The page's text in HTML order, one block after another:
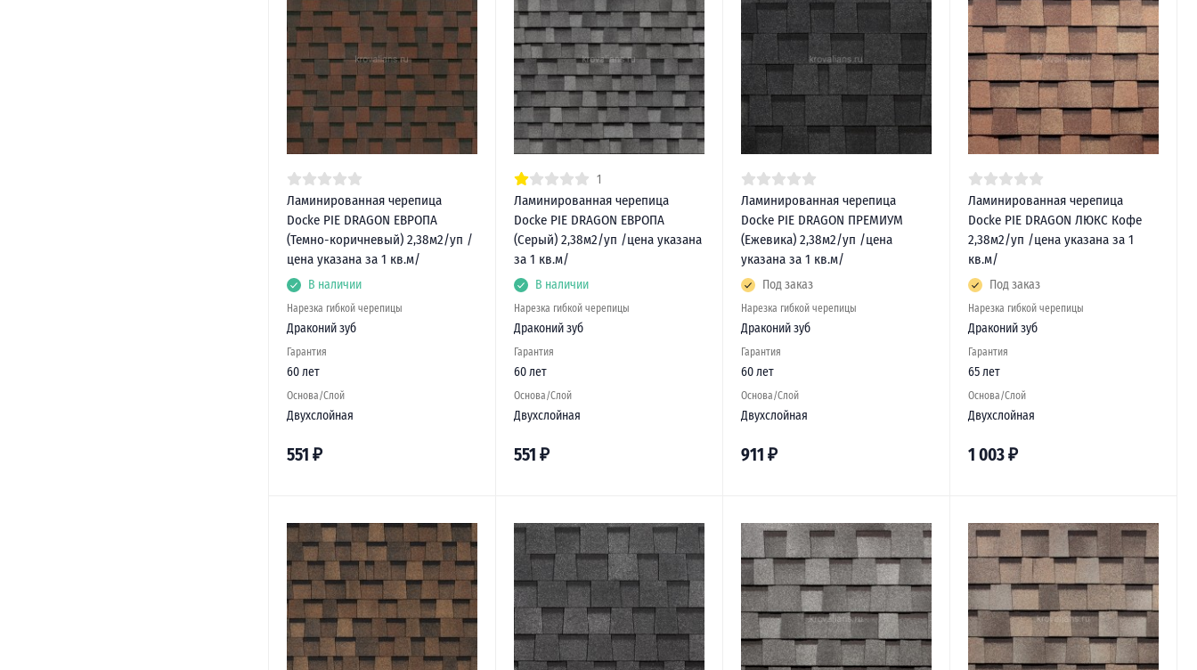
Ламинированная черепица
Docke PIE DRAGON ЕВРОПА
(Темно-коричневый) 2,38м2/уп /
цена указана за 1 кв.м/
В наличии
Нарезка гибкой черепицы
Драконий зуб
Гарантия
60 лет
Основа/Слой
Двухслойная
551 ₽
1
Ламинированная черепица
Docke PIE DRAGON ЕВРОПА
(Серый) 2,38м2/уп /цена указана
за 1 кв.м/
В наличии
Нарезка гибкой черепицы
Драконий зуб
Гарантия
60 лет
Основа/Слой
Двухслойная
551 ₽
Ламинированная черепица
Docke PIE DRAGON ПРЕМИУМ
(Ежевика) 2,38м2/уп /цена
указана за 1 кв.м/
Под заказ
Нарезка гибкой черепицы
Драконий зуб
Гарантия
60 лет
Основа/Слой
Двухслойная
911 ₽
Ламинированная черепица
Docke PIE DRAGON ЛЮКС Кофе
2,38м2/уп /цена указана за 1
кв.м/
Под заказ
Нарезка гибкой черепицы
Драконий зуб
Гарантия
65 лет
Основа/Слой
Двухслойная
1 003₽